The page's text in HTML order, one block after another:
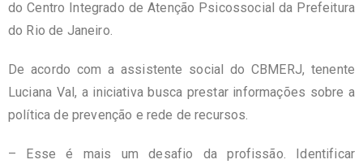
do Centro Integrado de Atenção Psicossocial da Prefeitura
do Rio de Janeiro.
De acordo com a assistente social do CBMERJ, tenente
Luciana Val, a iniciativa busca prestar informações sobre a
política de prevenção e rede de recursos.
– Esse é mais um desafio da profissão. Identificar